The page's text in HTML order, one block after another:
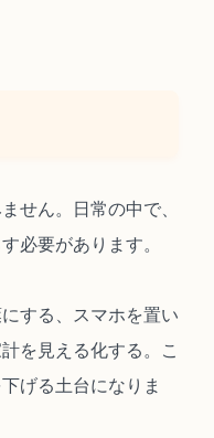
せん。日常の中で、
必要があります。
する、スマホを置い
を見える化する。こ
げる土台になりま